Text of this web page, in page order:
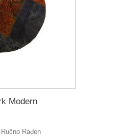
Modern
Ručno Rađen